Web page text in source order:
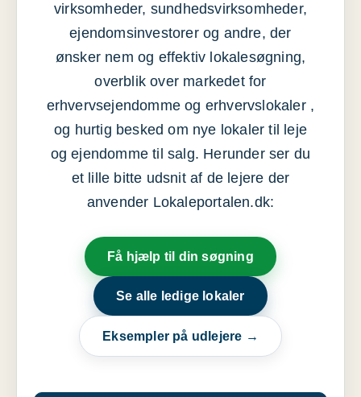
virksomheder, sundhedsvirksomheder,
ejendomsinvestorer og andre, der
ønsker nem og effektiv lokalesøgning,
overblik over markedet for
erhvervsejendomme og erhvervslokaler ,
og hurtig besked om nye lokaler til leje
og ejendomme til salg. Herunder ser du
et lille bitte udsnit af de lejere der
anvender Lokaleportalen.dk:
Få hjælp til din søgning
Se alle ledige lokaler
Eksempler på udlejere →